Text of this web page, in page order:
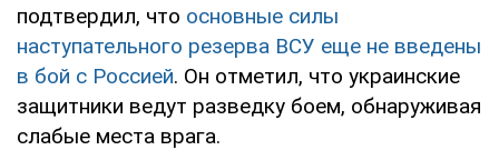
подтвердил, что основные силы
наступательного резерва ВСУ еще не введены
в бой с Россией. Он отметил, что украинские
защитники ведут разведку боем, обнаруживая
слабые места врага.